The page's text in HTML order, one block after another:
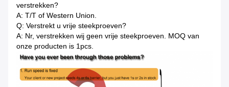
verstrekken?
A: T/T of Western Union.
Q: Verstrekt u vrije steekproeven?
A: Nr, verstrekken wij geen vrije steekproeven. MOQ van
onze producten is 1pcs.